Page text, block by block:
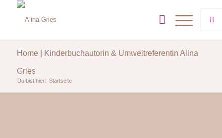
Home | Kinderbuchautorin & Umweltreferentin Alina
Gries
Du bist hier: Startseite